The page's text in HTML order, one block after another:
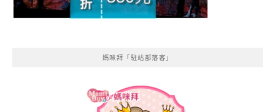
媽咪拜「駐站部落客」